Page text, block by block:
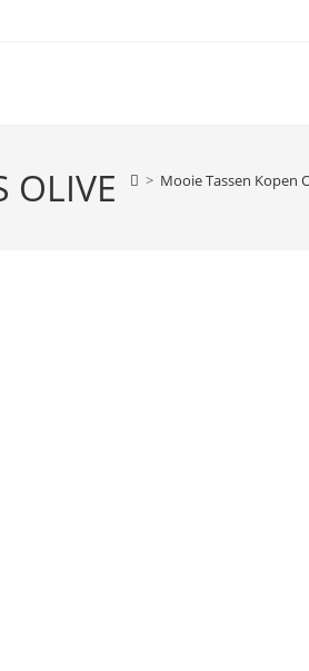
OLIVE > Mooie Tassen Kopen